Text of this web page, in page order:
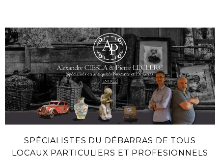
SPÉCIALISTES DU DÉBARRAS DE TOUS
LOCAUX PARTICULIERS ET PROFESIONNELS